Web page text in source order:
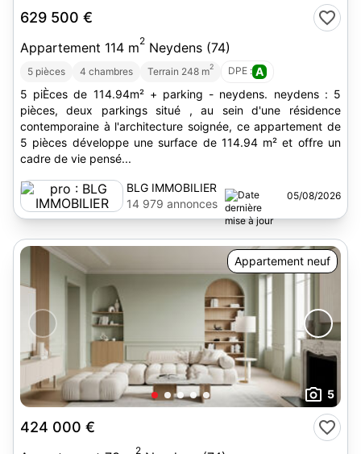
629 500 €
Appartement 114 m2 Neydens (74)
5 pièces 4 chambres Terrain 248 m2 DPE : A
5 piÈces de 114.94m² + parking - neydens. neydens : 5
pièces, deux parkings situé , au sein d'une résidence
contemporaine à l'architecture soignée, ce appartement de
5 pièces développe une surface de 114.94 m² et offre un
cadre de vie pensé...
BLG IMMOBILIER
14 979 annonces
05/08/2026
Appartement neuf
5
424 000 €
2